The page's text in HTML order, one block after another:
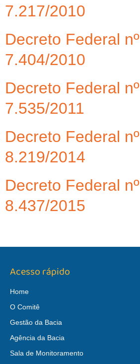
7.217/2010
Decreto Federal nº
7.404/2010
Decreto Federal nº
7.535/2011
Decreto Federal nº
8.219/2014
Decreto Federal nº
8.437/2015
Acesso rápido
Home
O Comitê
Gestão da Bacia
Agência da Bacia
Sala de Monitoramento